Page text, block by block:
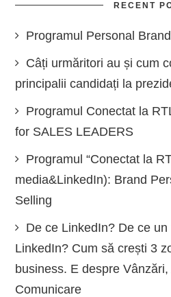
RECENT
Programul Personal
Câți urmăritori au și cum
principalii candidați la
Programul Conectat la
for SALES LEADERS
Programul “Conectat la
media&LinkedIn): Brand
Selling
De ce LinkedIn? De ce
LinkedIn? Cum să crești 3
business. E despre
Comunicare